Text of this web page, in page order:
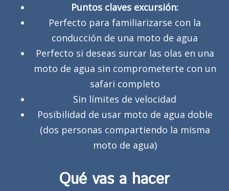
Puntos claves excursión:
Perfecto para familiarizarse con la
conducción de una moto de agua
Perfecto si deseas surcar las olas en una
moto de agua sin comprometerte con un
safari completo
Sin límites de velocidad
Posibilidad de usar moto de agua doble
(dos personas compartiendo la misma
moto de agua)
Qué vas a hacer